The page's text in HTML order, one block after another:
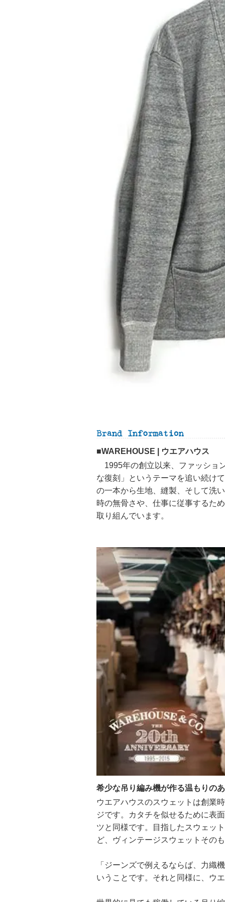
■WAREHOUSE | ウエアハウス
1995年の創立以来、ファッショ
な復刻」というテーマを追い続け
の一本から生地、縫製、そして洗
時の無骨さや、仕事に従事するた
取り組んでいます。
希少な吊り編み機が作る温もりの
ウエアハウスのスウェットは創業
ジです。カタチを似せるために表
ツと同様です。目指したスウェッ
ど、ヴィンテージスウェットその
「ジーンズで例えるならば、力織
いうことです。それと同様に、ウ